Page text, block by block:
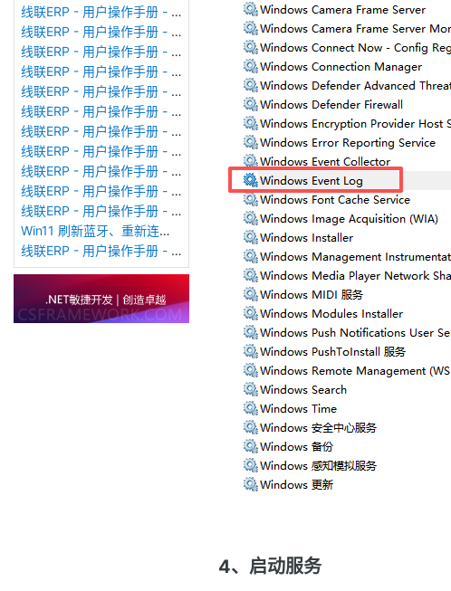
线联ERP - 用户操作手册 - 个人考勤报表
线联ERP - 用户操作手册 - 考勤计算
线联ERP - 用户操作手册 - 节假日管理
线联ERP - 用户操作手册 - 请假管理
线联ERP - 用户操作手册 - 补卡管理
线联ERP - 用户操作手册 - 考勤设备管理
线联ERP - 用户操作手册 - 考勤参数配置
线联ERP - 用户操作手册 - 考勤设备绑定
线联ERP - 用户操作手册 - 员工档案
线联ERP - 用户操作手册 - 班次管理
线联ERP - 用户操作手册 - 排班管理
Win11 刷新蓝牙、重新连接蓝牙音响
线联ERP - 用户操作手册 - 成品入库单
4、启动服务